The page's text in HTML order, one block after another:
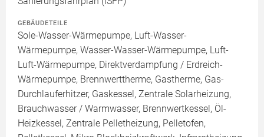
GEBÄUDETEILE
Sole-Wasser-Wärmepumpe, Luft-Wasser-
Wärmepumpe, Wasser-Wasser-Wärmepumpe, Luft-
Luft-Wärmepumpe, Direktverdampfung / Erdreich-
Wärmepumpe, Brennwerttherme, Gastherme, Gas-
Durchlauferhitzer, Gaskessel, Zentrale Solarheizung,
Brauchwasser / Warmwasser, Brennwertkessel, Öl-
Heizkessel, Zentrale Pelletheizung, Pelletofen,